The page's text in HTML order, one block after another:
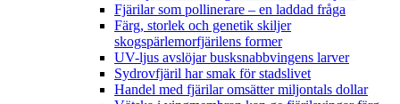
Fjärilar som pollinerare – en laddad fråga
Färg, storlek och genetik skiljer
skogspärlemorfjärilens former
UV-ljus avslöjar busksnabbvingens larver
Sydrovfjäril har smak för stadslivet
Handel med fjärilar omsätter miljontals dollar